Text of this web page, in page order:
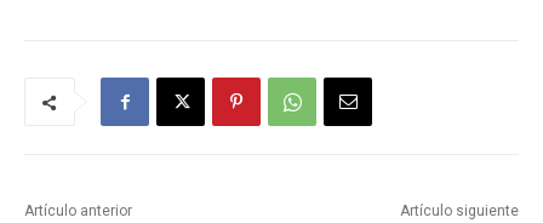
Artículo anterior Artículo siguiente